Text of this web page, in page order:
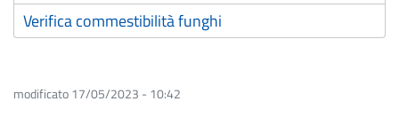
Verifica commestibilità funghi
modificato 17/05/2023 - 10:42